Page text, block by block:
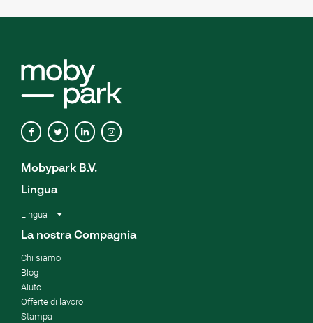
Mobypark B.V.
Lingua
Lingua
La nostra Compagnia
Chi siamo
Blog
Aiuto
Offerte di lavoro
Stampa